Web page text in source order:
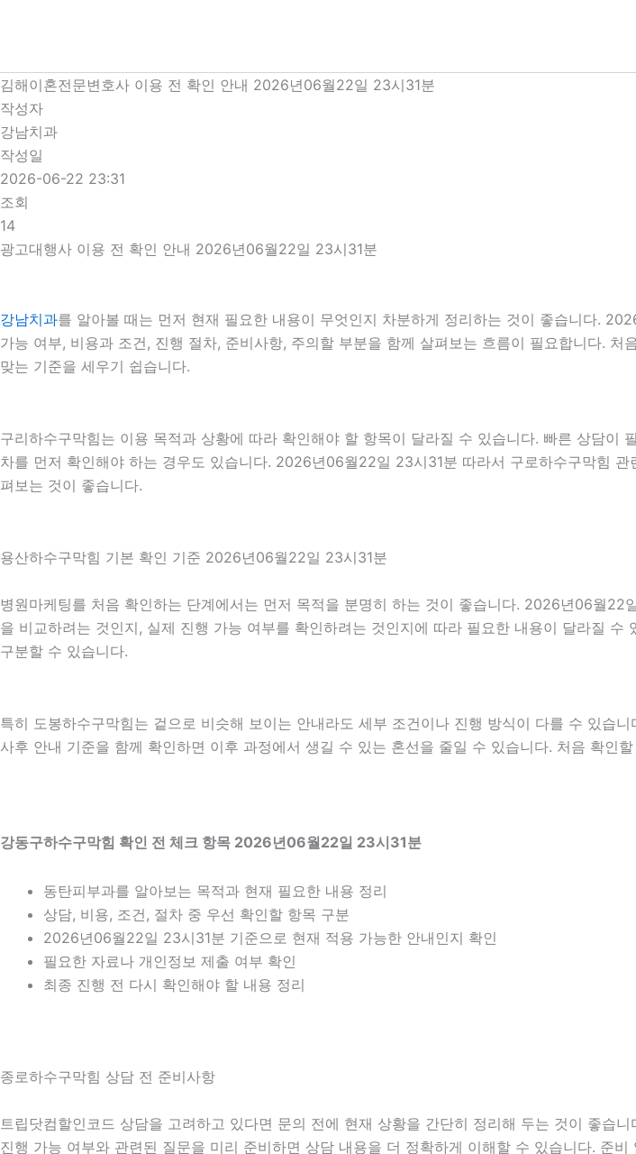
로
건
너
뛰
기
김해이혼전문변호사 이용 전 확인 안내 2026년06월22일 23시31분
작성자
강남치과
작성일
2026-06-22 23:31
조회
14
광고대행사 이용 전 확인 안내 2026년06월22일 23시31분
강남치과를 알아볼 때는 먼저 현재 필요한 내용이 무엇인지 차분하게 정리하는 것이 좋습니다.
가능 여부, 비용과 조건, 진행 절차, 준비사항, 주의할 부분을 함께 살펴보는 흐름이 필요합니다.
맞는 기준을 세우기 쉽습니다.
구리하수구막힘는 이용 목적과 상황에 따라 확인해야 할 항목이 달라질 수 있습니다. 빠른 상담
차를 먼저 확인해야 하는 경우도 있습니다. 2026년06월22일 23시31분 따라서 구로하수구막힘
펴보는 것이 좋습니다.
용산하수구막힘 기본 확인 기준 2026년06월22일 23시31분
병원마케팅를 처음 확인하는 단계에서는 먼저 목적을 분명히 하는 것이 좋습니다. 2026년06월
을 비교하려는 것인지, 실제 진행 가능 여부를 확인하려는 것인지에 따라 필요한 내용이 달라질
구분할 수 있습니다.
특히 도봉하수구막힘는 겉으로 비슷해 보이는 안내라도 세부 조건이나 진행 방식이 다를 수 있
사후 안내 기준을 함께 확인하면 이후 과정에서 생길 수 있는 혼선을 줄일 수 있습니다. 처음 확인
강동구하수구막힘 확인 전 체크 항목 2026년06월22일 23시31분
동탄피부과를 알아보는 목적과 현재 필요한 내용 정리
상담, 비용, 조건, 절차 중 우선 확인할 항목 구분
2026년06월22일 23시31분 기준으로 현재 적용 가능한 안내인지 확인
필요한 자료나 개인정보 제출 여부 확인
최종 진행 전 다시 확인해야 할 내용 정리
종로하수구막힘 상담 전 준비사항
트립닷컴할인코드 상담을 고려하고 있다면 문의 전에 현재 상황을 간단히 정리해 두는 것이 좋
진행 가능 여부와 관련된 질문을 미리 준비하면 상담 내용을 더 정확하게 이해할 수 있습니다. 준